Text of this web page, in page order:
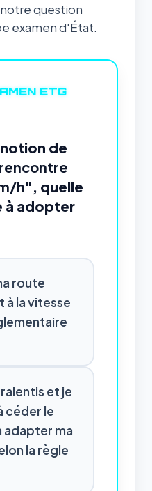
question
examen d'État.
ETG
de
h" , quelle
à adopter
route
à la vitesse
et je
céder le
adapter ma
la règle